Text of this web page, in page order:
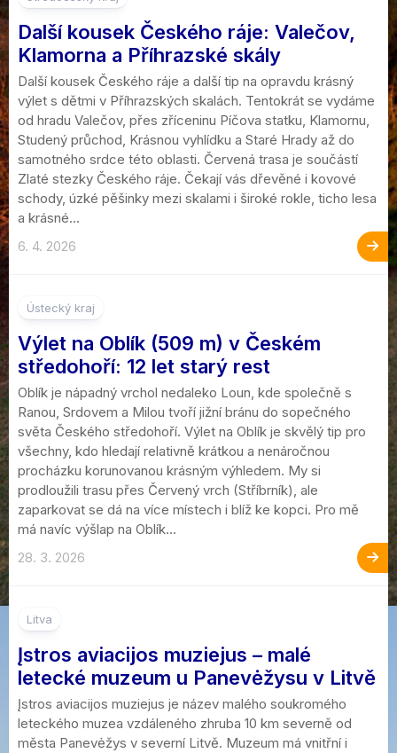
Další kousek Českého ráje: Valečov,
Klamorna a Příhrazské skály
Další kousek Českého ráje a další tip na opravdu krásný
výlet s dětmi v Příhrazských skalách. Tentokrát se vydáme
od hradu Valečov, přes zříceninu Píčova statku, Klamornu,
Studený průchod, Krásnou vyhlídku a Staré Hrady až do
samotného srdce této oblasti. Červená trasa je součástí
Zlaté stezky Českého ráje. Čekají vás dřevěné i kovové
schody, úzké pěšinky mezi skalami i široké rokle, ticho lesa
a krásné...
6. 4. 2026
Ústecký kraj
Výlet na Oblík (509 m) v Českém
středohoří: 12 let starý rest
Oblík je nápadný vrchol nedaleko Loun, kde společně s
Ranou, Srdovem a Milou tvoří jižní bránu do sopečného
světa Českého středohoří. Výlet na Oblík je skvělý tip pro
všechny, kdo hledají relativně krátkou a nenáročnou
procházku korunovanou krásným výhledem. My si
prodloužili trasu přes Červený vrch (Stříbrník), ale
zaparkovat se dá na více místech i blíž ke kopci. Pro mě
má navíc výšlap na Oblík...
28. 3. 2026
Litva
Įstros aviacijos muziejus – malé
letecké muzeum u Panevėžysu v Litvě
Įstros aviacijos muziejus je název malého soukromého
leteckého muzea vzdáleného zhruba 10 km severně od
města Panevėžys v severní Litvě. Muzeum má vnitřní i